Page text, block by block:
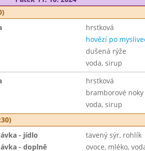
hrstková
hovězí po
dušená rýže
voda, sirup
hrstková
bramborové
voda, sirup
- jídlo
tavený sýr, rohlík
- doplně
ovoce, mléko,